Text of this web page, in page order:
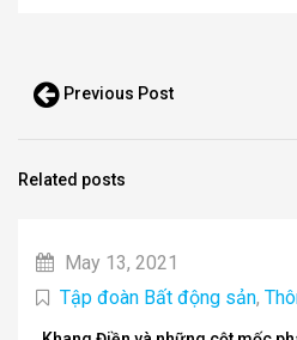
Previous Post
Related posts
May 13, 2021
Tập đoàn Bất động sản,